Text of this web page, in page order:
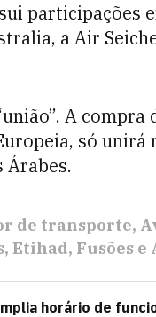
participações
a Air
A
só unirá
Árabes.
de transporte
Etihad Fusões e
horário de